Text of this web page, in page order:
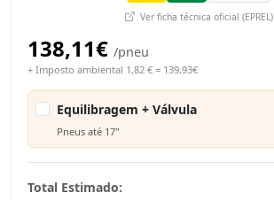
Ver ficha técnica oficial (EPREL)
138,11€ /pneu
+ Imposto ambiental 1,82 € = 139,93€
Equilibragem + Válvula
Pneus até 17"
Total Estimado: